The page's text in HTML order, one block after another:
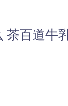
茶百道牛